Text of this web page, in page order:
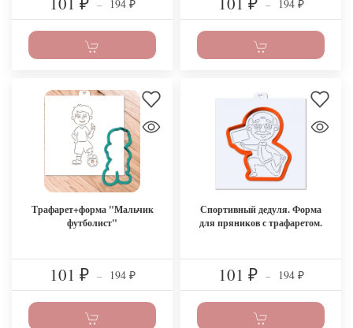
₽ – 194 ₽ ₽ – 194 ₽
Трафарет+форма "Мальчик
футболист"
101 ₽ – 194 ₽
Спортивный дедуля. Форма
для пряников с трафаретом.
101 ₽ – 194 ₽